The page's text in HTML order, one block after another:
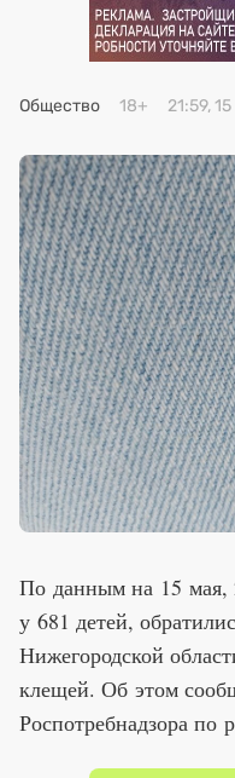
Общество 18+ 21:59,
По данным на 15 мая,
у 681 детей,
Нижегородской
клещей. Об этом
Роспотребнадзора по